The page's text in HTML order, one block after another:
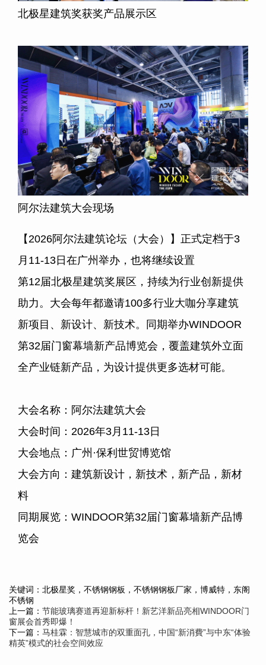
北极星建筑奖获奖产品展示区
阿尔法建筑大会现场
【2026阿尔法建筑论坛（大会）】正式定档于3
月 11-13 日在广州举办，也将继续设置
第12届北极星建筑奖展区，持续为行业创新提供
助力。大会每年都邀请100多行业大咖分享建筑
新项目、新设计、新技术。同期举办WINDOOR
第32届门窗幕墙新产品博览会，覆盖建筑外立面
全产业链新产品，为设计提供更多选材可能。
大会名称：阿尔法建筑大会
大会时间： 2026年3月 11-13 日
大会地点：广州·保利世贸博览馆
大会方向：建筑新设计，新技术，新产品，新材
料
同期展览： WINDOOR第32届门窗幕墙新产品博
览会
关键词：北极星奖，不锈钢钢板，不锈钢钢板厂家，博威特，东阁
不锈钢
上一篇： 节能玻璃赛道再迎新标杆！新艺洋新品亮相WINDOOR门
窗展会首秀即爆！
下一篇： 马桂霖：智慧城市的双重面孔，中国“新消費”与中东“体验
精英”模式的社会空间效应